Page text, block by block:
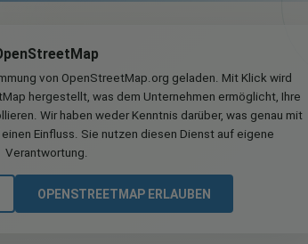
von OpenStreetMap.org geladen. Mit Klick wird
hergestellt, was dem Unternehmen ermöglicht, Ihre
Wir haben weder Kenntnis darüber, was genau mit
Einfluss. Sie nutzen diesen Dienst auf eigene
Verantwortung.
OPENSTREETMAP ERLAUBEN